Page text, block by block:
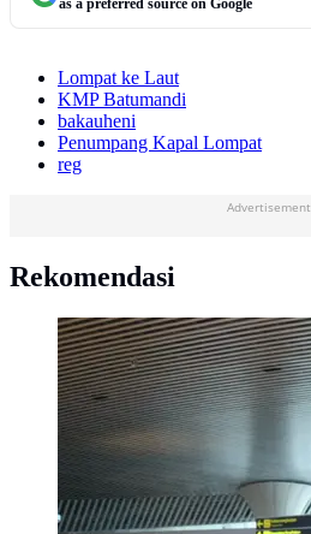
as a preferred source on Google
Lompat ke Laut
KMP Batumandi
bakauheni
Penumpang Kapal Lompat
reg
Advertisement
Rekomendasi